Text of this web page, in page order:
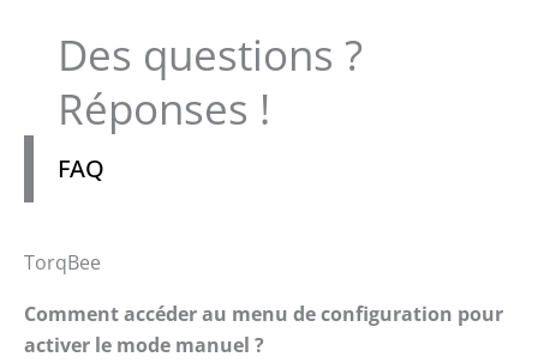
Des questions ?
Réponses !
FAQ
TorqBee
Comment accéder au menu de configuration pour
activer le mode manuel ?